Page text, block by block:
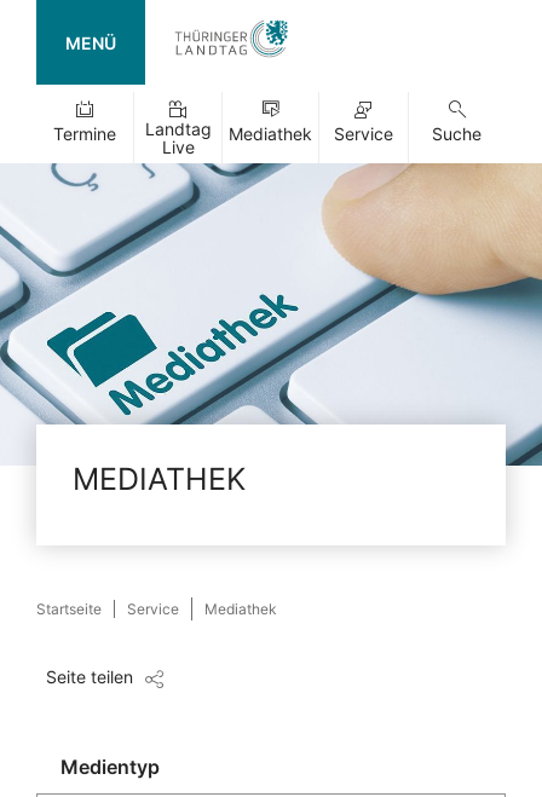
MENÜ
Termine
Landtag
Live
Mediathek Service Suche
MEDIATHEK
Startseite Service Mediathek
Seite teilen
Medientyp